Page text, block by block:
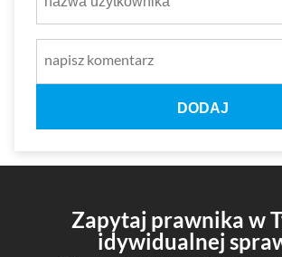
DODAJ
Zapytaj prawnika w
idywidualnej